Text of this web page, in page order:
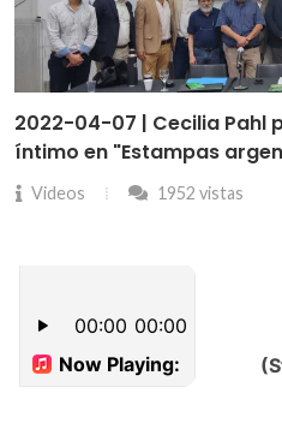
2022-04-07 | Cecilia Pahl
íntimo en "Estampas
Videos 1952 vistas